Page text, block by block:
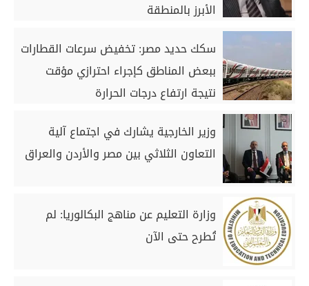
الأبرز بالمنطقة
سكك حديد مصر: تخفيض سرعات القطارات
ببعض المناطق كإجراء احترازي مؤقت
نتيجة ارتفاع درجات الحرارة
وزير الخارجية يشارك في اجتماع آلية
التعاون الثلاثي بين مصر والأردن والعراق
وزارة التعليم عن مناهج البكالوريا: لم
تُطرح حتى الآن